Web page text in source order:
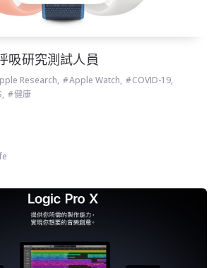
吸研究測試人員
Research, Apple Watch, COVID-19,
, 健康